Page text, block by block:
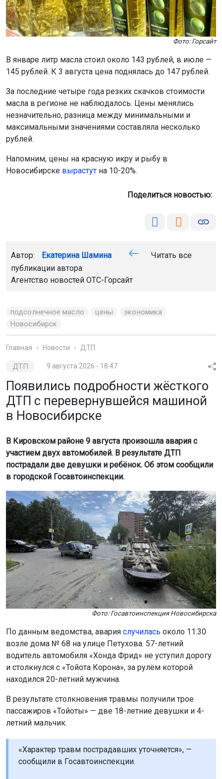
Фото: Горсайт
В январе литр масла стоил около 143 рублей, в июле —
145 рублей. К 3 августа цена поднялась до 147 рублей.
За последние четыре года резких скачков стоимости
масла в регионе не наблюдалось. Цены менялись
незначительно, разница между минимальными и
максимальными значениями составляла несколько
рублей.
Напомним, цены на красную икру и рыбу в
Новосибирске вырастут на 10-20%.
Поделиться новостью:
Автор: Екатерина Шамина
Читать все
публикации автора
Агентство новостей ОТС-Горсайт
подсолнечное масло цены
экономика
Новосибирск
Главная Новости ДТП
ДТП 9 августа 2026 - 18:47
Появились подробности жёсткого
ДТП с перевернувшейся машиной
в Новосибирске
В Кировском районе 9 августа произошла авария с
участием двух автомобилей. В результате ДТП
пострадали две девушки и ребёнок. Об этом сообщили
в городской Госавтоинспекции.
Фото: Госавтоинспекция Новосибирска
По данным ведомства, авария случилась около 11:30
возле дома № 68 на улице Петухова. 57-летний
водитель автомобиля «Хонда Фрид» не уступил дорогу
и столкнулся с «Тойота Корона», за рулём которой
находился 20-летний мужчина.
В результате столкновения травмы получили трое
пассажиров «Тойоты» — две 18-летние девушки и 4-
летний мальчик.
«Характер травм пострадавших уточняется», —
сообщили в Госавтоинспекции.